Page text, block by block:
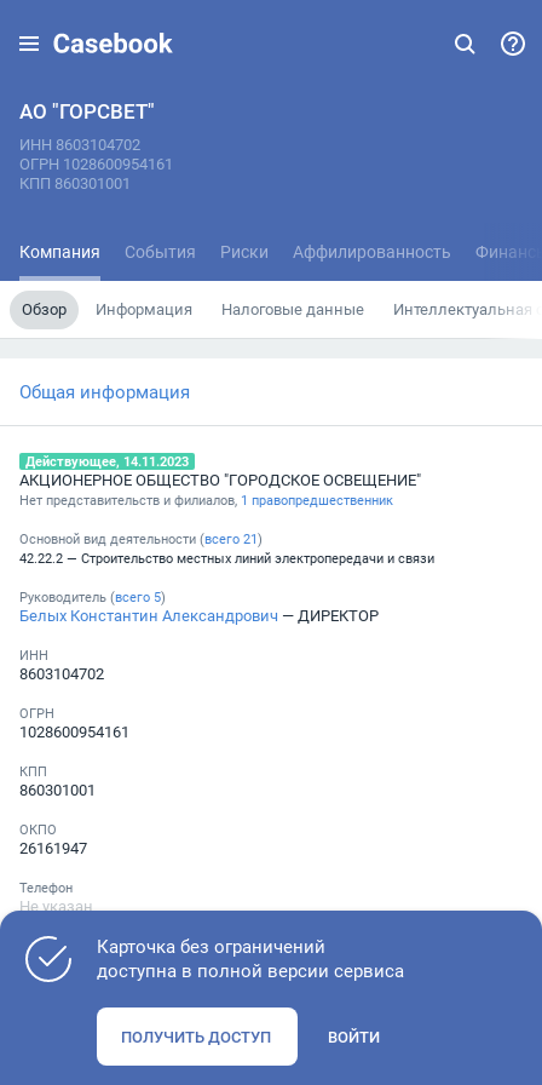
АО "ГОРСВЕТ"
ИНН 8603104702
ОГРН 1028600954161
КПП 860301001
Компания События Риски Аффилированность
Обзор Информация Налоговые данные Интеллектуальная
Общая информация
Действующее, 14.11.2023
АКЦИОНЕРНОЕ ОБЩЕСТВО "ГОРОДСКОЕ ОСВЕЩЕНИЕ"
Нет представительств и филиалов, 1 правопредшественник
Основной вид деятельности (всего 21)
42.22.2 — Строительство местных линий электропередачи и связи
Руководитель (всего 5)
Белых Константин Александрович — ДИРЕКТОР
ИНН
8603104702
ОГРН
1028600954161
КПП
860301001
ОКПО
26161947
Телефон
Не указан
Проверьте учредительные документы, адрес регистрации и
Карточка без ограничений
доступна в полной версии сервиса
ПОЛУЧИТЬ ДОСТУП ВОЙТИ